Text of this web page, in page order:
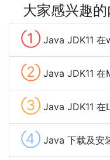
大家感兴趣
① Java JDK11 在
② Java JDK11 在Mac
③ Java JDK11 在
④ Java 下载及安装